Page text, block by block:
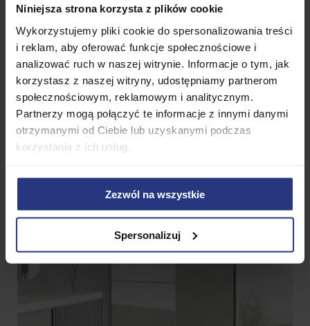
Niniejsza strona korzysta z plików cookie
Wykorzystujemy pliki cookie do spersonalizowania treści
i reklam, aby oferować funkcje społecznościowe i
analizować ruch w naszej witrynie. Informacje o tym, jak
korzystasz z naszej witryny, udostępniamy partnerom
społecznościowym, reklamowym i analitycznym.
Partnerzy mogą połączyć te informacje z innymi danymi
otrzymanymi od Ciebie lub uzyskanymi podczas
korzystania z ich usług.
Zezwól na wszystkie
Spersonalizuj
20 mm), 1 regulowany drążek stabilizujący